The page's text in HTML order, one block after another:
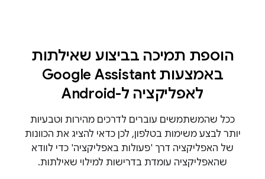
הוספת תמיכה בביצוע שאילתות
באמצעות Google Assistant
לאפליקציה ל-Android
ככל שהמשתמשים עוברים לדרכים מהירות וטבעיות
יותר לבצע משימות בטלפון, לכן כדאי להציג את הכוונות
של האפליקציה דרך 'פעולות באפליקציה' כדי לוודא
שהאפליקציה עומדת בדרישות למילוי שאילתות.